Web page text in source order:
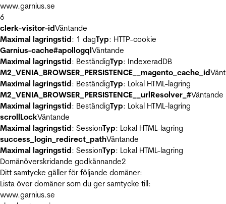
www.garnius.se
6
clerk-visitor-idVäntande
Maximal lagringstid: 1 dagTyp: HTTP-cookie
Garnius-cache#apollogqlVäntande
Maximal lagringstid: BeständigTyp: IndexeradDB
M2_VENIA_BROWSER_PERSISTENCE__magento_cache_id
Maximal lagringstid: BeständigTyp: Lokal HTML-lagring
M2_VENIA_BROWSER_PERSISTENCE__urlResolver_#Väntande
Maximal lagringstid: BeständigTyp: Lokal HTML-lagring
scrollLockVäntande
Maximal lagringstid: SessionTyp: Lokal HTML-lagring
success_login_redirect_pathVäntande
Maximal lagringstid: SessionTyp: Lokal HTML-lagring
Domänöverskridande godkännande2
Ditt samtycke gäller för följande domäner:
Lista över domäner som du ger samtycke till:
www.garnius.se